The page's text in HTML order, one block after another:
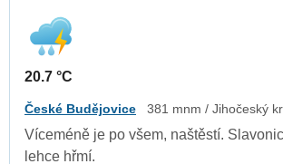
20.7 °C
České Budějovice 381 mnm / Jihočeský
Víceméně je po všem, naštěstí.
lehce hřmí.